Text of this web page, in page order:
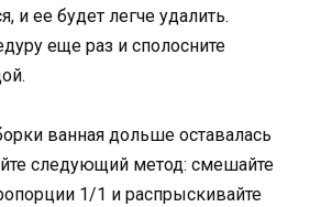
и ее будет легче удалить.
еще раз и сполосните
ванная дольше оставалась
следующий метод: смешайте
1/1 и распрыскивайте